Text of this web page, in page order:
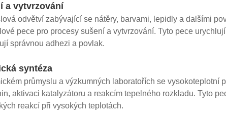
a vytvrzování
odvětví zabývající se nátěry, barvami, lepidly a dalšími
pece pro procesy sušení a vytvrzování. Tyto pece
správnou adhezi a povlak.
syntéza
průmyslu a výzkumných laboratořích se vysokoteplotní
aktivaci katalyzátoru a reakcím tepelného rozkladu. Tyto
reakcí při vysokých teplotách.